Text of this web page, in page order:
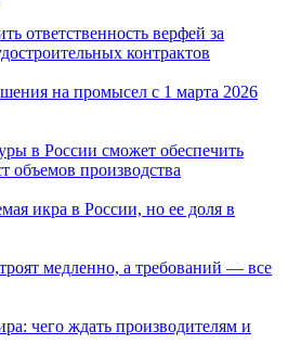
ответственность верфей за
контрактов
на промысел с 1 марта 2026
в России сможет обеспечить
объемов производства
икра в России, но ее доля в
медленно, а требований — все
чего ждать производителям и